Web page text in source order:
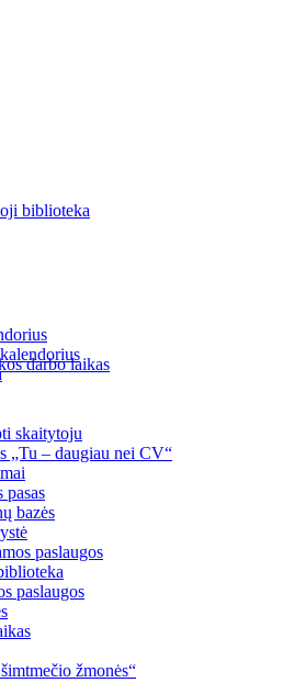
skaitytoju
„Tu – daugiau nei CV“
pasas
bazės
paslaugos
paslaugos
žmonės“